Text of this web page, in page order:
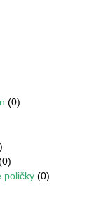
(0)
poličky (0)